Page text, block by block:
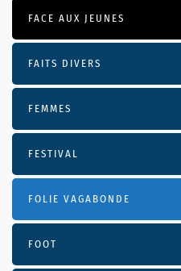
FACE AUX JEUNES
FAITS DIVERS
FEMMES
FESTIVAL
FOLIE VAGABONDE
FOOT